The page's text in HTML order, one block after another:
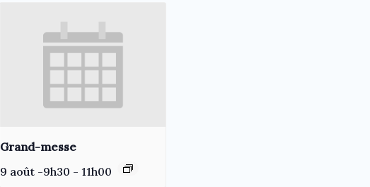
Grand-messe
9 août -9h30 - 11h00